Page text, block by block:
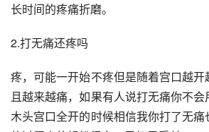
长时间的疼痛折磨。
2.打无痛还疼吗
疼，可能一开始不疼但是随着宫口越
且越来越痛，如果有人说打无痛你不
木头宫口全开的时候相信我你打了无